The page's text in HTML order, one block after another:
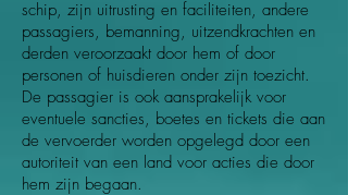
schip, zijn uitrusting en faciliteiten, andere
passagiers, bemanning, uitzendkrachten en
derden veroorzaakt door hem of door
personen of huisdieren onder zijn toezicht.
De passagier is ook aansprakelijk voor
eventuele sancties, boetes en tickets die aan
de vervoerder worden opgelegd door een
autoriteit van een land voor acties die door
hem zijn begaan.